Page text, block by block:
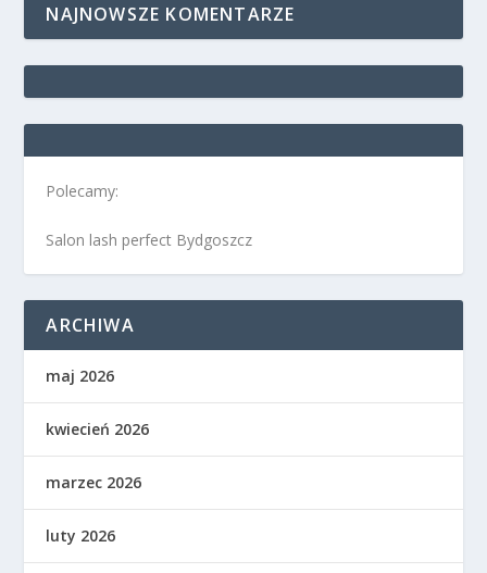
NAJNOWSZE KOMENTARZE
Polecamy:
Salon lash perfect Bydgoszcz
ARCHIWA
maj 2026
kwiecień 2026
marzec 2026
luty 2026